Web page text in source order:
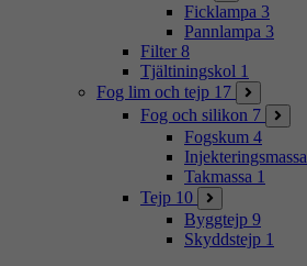
Ficklampa 3
Pannlampa 3
Filter 8
Tjältiningskol 1
Fog lim och tejp 17
Fog och silikon 7
Fogskum 4
Injekteringsmassa
Takmassa 1
Tejp 10
Byggtejp 9
Skyddstejp 1